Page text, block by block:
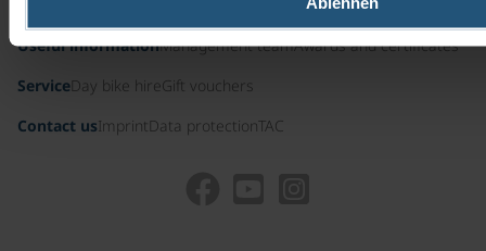
Useful informationManagement teamAwards and certificates
ServiceDay bike hireGift vouchers
Contact usImprint Data protectionTAC